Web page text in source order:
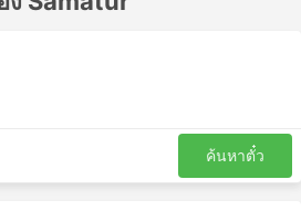
งระยะไกลหลายแห่งให้บริการโดย
ดังกล่าว ทำการจองตั๋วรถโดยสาร
ดนิยม
ค้นหาตั๋ว